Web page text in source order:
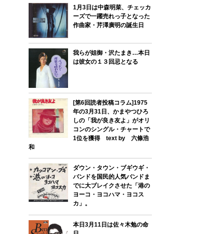
1月3日は中森明菜、チェッカ
ーズで一躍売れっ子となった
作曲家・芹澤廣明の誕生日
我らが姐御・沢たまき…本日
は彼女の１３回忌となる
[第6回読者投稿コラム]1975
年の3月31日、かまやつひろ
しの「我が良き友よ」がオリ
コンのシングル・チャートで
1位を獲得 text by 六條浩
和
ダウン・タウン・ブギウギ・
バンドを国民的人気バンドま
でに大ブレイクさせた「港の
ヨーコ・ヨコハマ・ヨコス
カ」。
本日3月11日は佐々木勉の命